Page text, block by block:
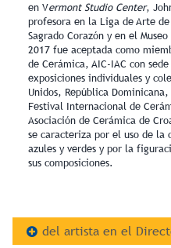
en Vermont Studio Center,
profesora en la Liga de Arte
Sagrado Corazón y en el
2017 fue aceptada como
de Cerámica, AIC-IAC con
exposiciones individuales y
Unidos, República
Festival Internacional de
Asociación de Cerámica de
se caracteriza por el uso de la
azules y verdes y por la
sus composiciones.
del artista en el